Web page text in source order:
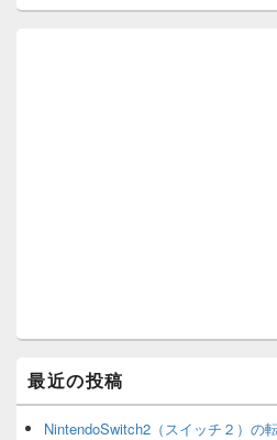
最近の投稿
NintendoSwitch2（スイッチ２）の